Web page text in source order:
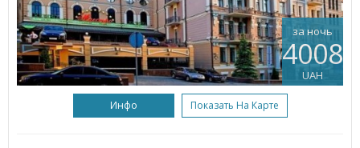
за ночь
4008
UAH
Инфо Показать На Карте